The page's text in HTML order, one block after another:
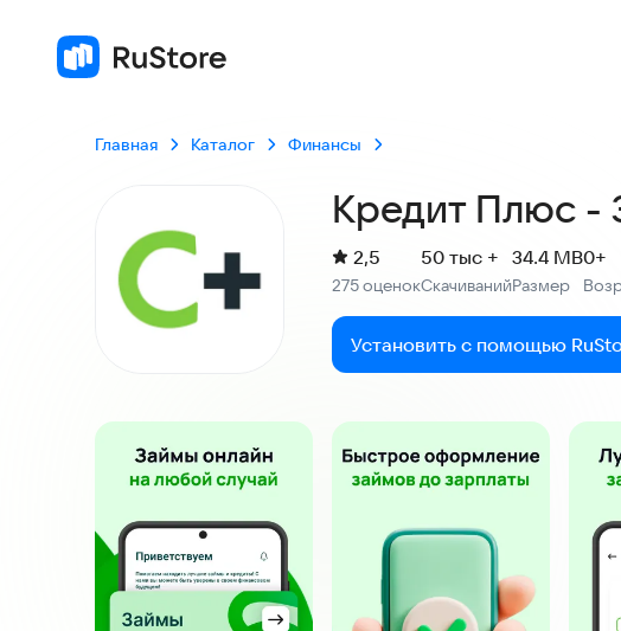
Главная Каталог Финансы
Кредит Плюс -
Рейтинг:
2,5
275 оценокСкачиваний
50 тыс +
Размер
34.4 MB0+
Установить с помощью
Скриншоты